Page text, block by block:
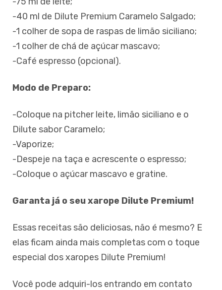
-40 ml de Dilute Premium Caramelo Salgado;
-1 colher de sopa de raspas de limão siciliano;
-1 colher de chá de açúcar mascavo;
-Café espresso (opcional).
Modo de Preparo:
-Coloque na pitcher leite, limão siciliano e o
Dilute sabor Caramelo;
-Vaporize;
-Despeje na taça e acrescente o espresso;
-Coloque o açúcar mascavo e gratine.
Garanta já o seu xarope Dilute Premium!
Essas receitas são deliciosas, não é mesmo? E
elas ficam ainda mais completas com o toque
especial dos xaropes Dilute Premium!
Você pode adquiri-los entrando em contato